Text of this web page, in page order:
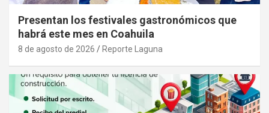
Presentan los festivales gastronómicos que
habrá este mes en Coahuila
8 de agosto de 2026 Reporte Laguna